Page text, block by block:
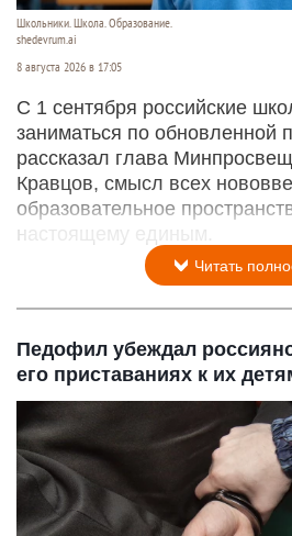
Школьники. Школа. Образование.
shedevrum.ai
8 августа 2026 в 17:05
С 1 сентября российские
заниматься по обновленной
рассказал глава
Кравцов, смысл всех
образовательное
настоящему единым.
Читать
Педофил убеждал
его приставаниях к их